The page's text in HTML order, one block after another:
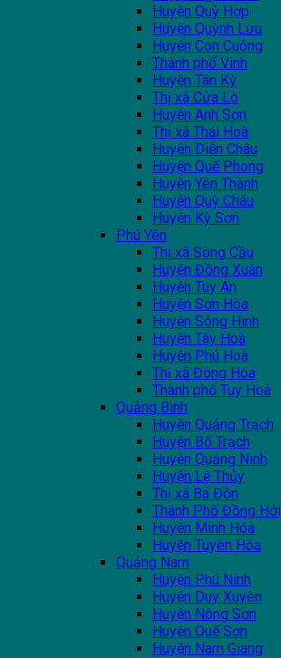
Huyện Quỳ Hợp
Huyện Quỳnh Lưu
Huyện Con Cuông
Thành phố Vinh
Huyện Tân Kỳ
Thị xã Cửa Lò
Huyện Anh Sơn
Thị xã Thái Hoà
Huyện Diễn Châu
Huyện Quế Phong
Huyện Yên Thành
Huyện Quỳ Châu
Huyện Kỳ Sơn
Phú Yên
Thị xã Sông Cầu
Huyện Đồng Xuân
Huyện Tuy An
Huyện Sơn Hòa
Huyện Sông Hinh
Huyện Tây Hoà
Huyện Phú Hoà
Thị xã Đông Hòa
Thành phố Tuy Hoà
Quảng Bình
Huyện Quảng Trạch
Huyện Bố Trạch
Huyện Quảng Ninh
Huyện Lệ Thủy
Thị xã Ba Đồn
Thành Phố Đồng Hới
Huyện Minh Hóa
Huyện Tuyên Hóa
Quảng Nam
Huyện Phú Ninh
Huyện Duy Xuyên
Huyện Nông Sơn
Huyện Quế Sơn
Huyện Nam Giang